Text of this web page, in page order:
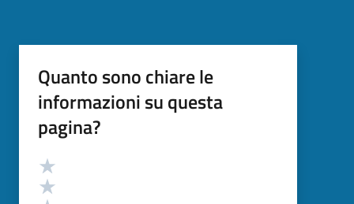
Quanto sono chiare le
informazioni su questa
pagina?
Valutazione